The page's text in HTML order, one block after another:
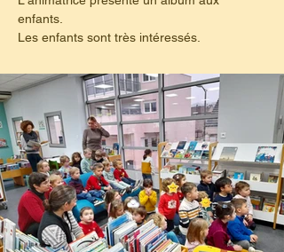
enfants.
Les enfants sont très intéressés.